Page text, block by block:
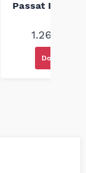
Passat B5
1.260,00
Dodaj u